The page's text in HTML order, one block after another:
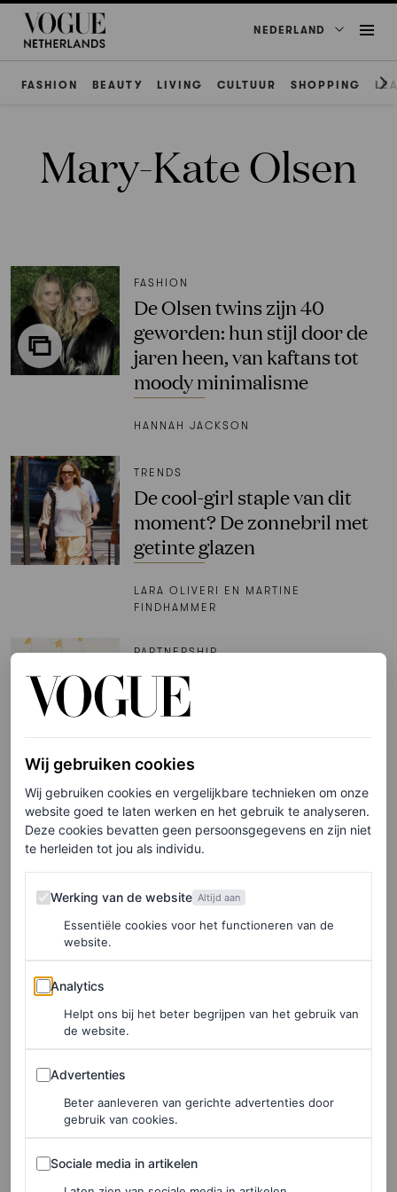
NEDERLAND
FASHION BEAUTY LIVING CULTUUR SHOPPING
Mary-Kate Olsen
FASHION
De Olsen twins zijn 40
geworden: hun stijl door de
jaren heen, van kaftans tot
moody minimalisme
HANNAH JACKSON
TRENDS
De cool-girl staple van dit
moment? De zonnebril met
getinte glazen
LARA OLIVERI EN MARTINE
FINDHAMMER
PARTNERSHIP
Let’s talk sportswear: Vogue
duidde de tennis inspired
dit rooftop event
BJÖRN BORG
TV & FILM
throwbackfilms van Mary-
Kate en Ashley Olsen wil je
nog een keer zien
Waarom de stijl van Mary-
begeerlijk is en wat we ervan
kunnen leren
LARA OLIVERI
Wij gebruiken cookies
Wij gebruiken cookies en vergelijkbare technieken om onze
website goed te laten werken en het gebruik te analyseren.
Deze cookies bevatten geen persoonsgegevens en zijn niet
te herleiden tot jou als individu.
Werking van de website
Werking van de website Altijd aan
Essentiële cookies voor het functioneren van de
website.
Analytics
Analytics
Helpt ons bij het beter begrijpen van het gebruik van
de website.
Advertenties
Advertenties
Beter aanleveren van gerichte advertenties door
gebruik van cookies.
Sociale media in artikelen
Sociale media in artikelen